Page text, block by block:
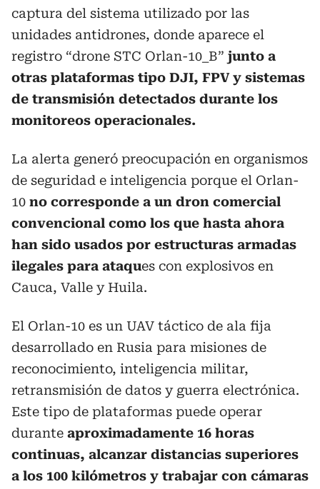
captura del sistema utilizado por las
unidades antidrones, donde aparece el
registro “drone STC Orlan-10_B” junto a
otras plataformas tipo DJI, FPV y sistemas
de transmisión detectados durante los
monitoreos operacionales.
La alerta generó preocupación en organismos
de seguridad e inteligencia porque el Orlan-
10 no corresponde a un dron comercial
convencional como los que hasta ahora
han sido usados por estructuras armadas
ilegales para ataques con explosivos en
Cauca, Valle y Huila.
El Orlan-10 es un UAV táctico de ala fija
desarrollado en Rusia para misiones de
reconocimiento, inteligencia militar,
retransmisión de datos y guerra electrónica.
Este tipo de plataformas puede operar
durante aproximadamente 16 horas
continuas, alcanzar distancias superiores
a los 100 kilómetros y trabajar con cámaras